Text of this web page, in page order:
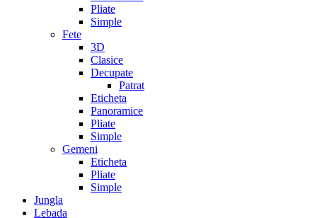
Pliate
Simple
Fete
3D
Clasice
Decupate
Patrat
Eticheta
Panoramice
Pliate
Simple
Gemeni
Eticheta
Pliate
Simple
Jungla
Lebada